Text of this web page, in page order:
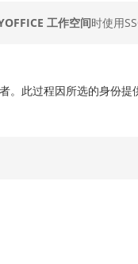
工作空间时使用
。此过程因所选的身份提